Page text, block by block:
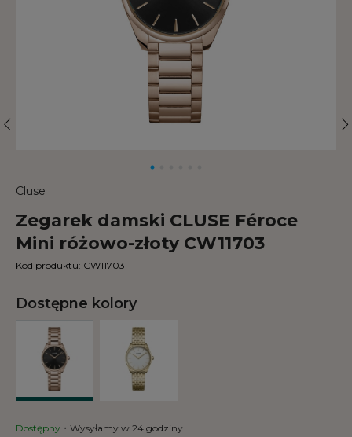
Cluse
Zegarek damski CLUSE Féroce
Mini różowo-złoty CW11703
Kod produktu: CW11703
Dostępne kolory
Dostępny Wysyłamy w 24 godziny